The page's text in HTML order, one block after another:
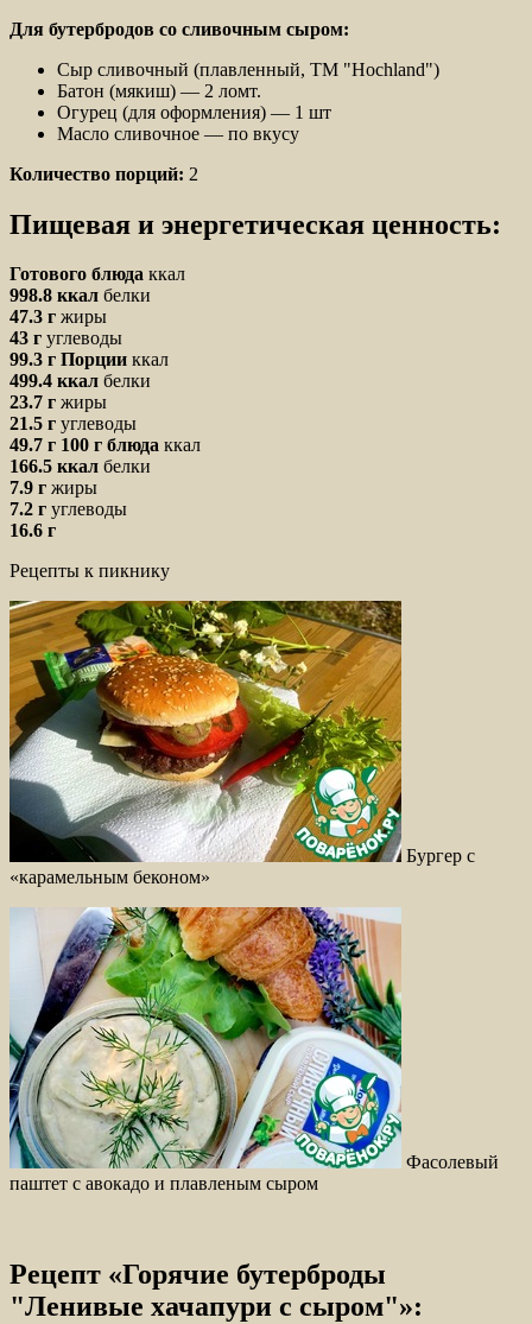
Для бутербродов со сливочным сыром:
Сыр сливочный (плавленный, ТМ "Hochland")
Батон (мякиш) — 2 ломт.
Огурец (для оформления) — 1 шт
Масло сливочное — по вкусу
Количество порций: 2
Пищевая и энергетическая ценность:
Готового блюда ккал
998.8 ккал белки
47.3 г жиры
43 г углеводы
99.3 г Порции ккал
499.4 ккал белки
23.7 г жиры
21.5 г углеводы
49.7 г 100 г блюда ккал
166.5 ккал белки
7.9 г жиры
7.2 г углеводы
16.6 г
Рецепты к пикнику
Бургер с
«карамельным беконом»
Фасолевый
паштет с авокадо и плавленым сыром
Рецепт «Горячие бутерброды
"Ленивые хачапури с сыром"»: